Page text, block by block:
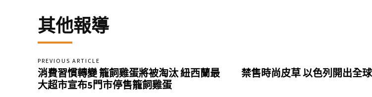
其他報導
PREVIOUS ARTICLE
消費習慣轉變 籠飼雞蛋將被淘汰 紐西蘭最
大超市宣布5門市停售籠飼雞蛋
禁售時尚皮草 以色列開出全